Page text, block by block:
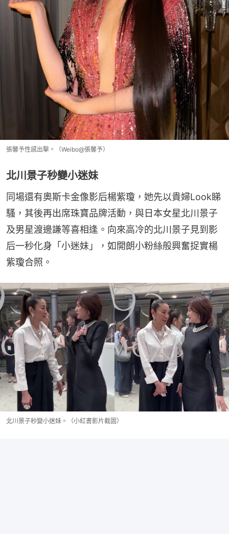
張馨予性感出擊。（Weibo@張馨予）
北川景子秒變小迷妹
同場還有奧斯卡金像影后楊紫瓊，她先以貴婦Look睇
騷，其後再出席珠寶品牌活動，與日本女星北川景子
及男星渡邊謙等喜相逢。向來高冷的北川景子見到影
后一秒化身「小迷妹」，如開朗小粉絲般興奮捉實楊
紫瓊合照。
北川景子秒變小迷妹。（小紅書影片截圖）